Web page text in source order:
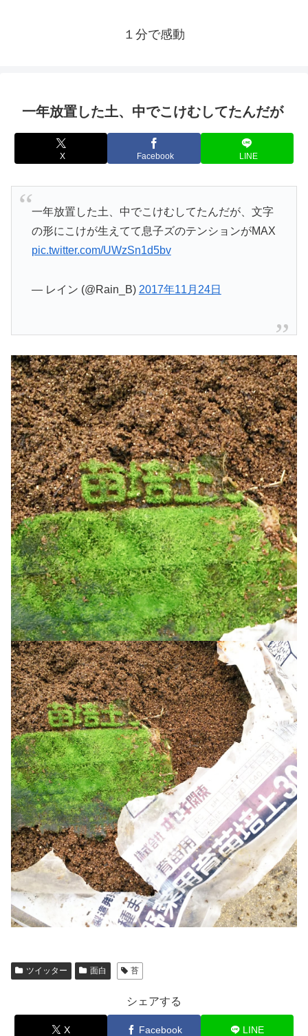
１分で感動
一年放置した土、中でこけむしてたんだが
X Facebook LINE
一年放置した土、中でこけむしてたんだが、文字
の形にこけが生えてて息子ズのテンションがMAX
pic.twitter.com/UWzSn1d5bv
— レイン (@Rain_B) 2017年11月24日
ツイッター 面白 苔
シェアする
X Facebook LINE